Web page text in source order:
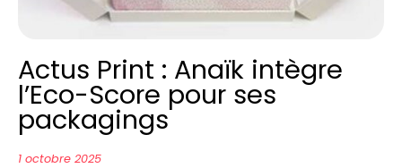
Actus Print : Anaïk intègre
l’Eco-Score pour ses
packagings
1 octobre 2025